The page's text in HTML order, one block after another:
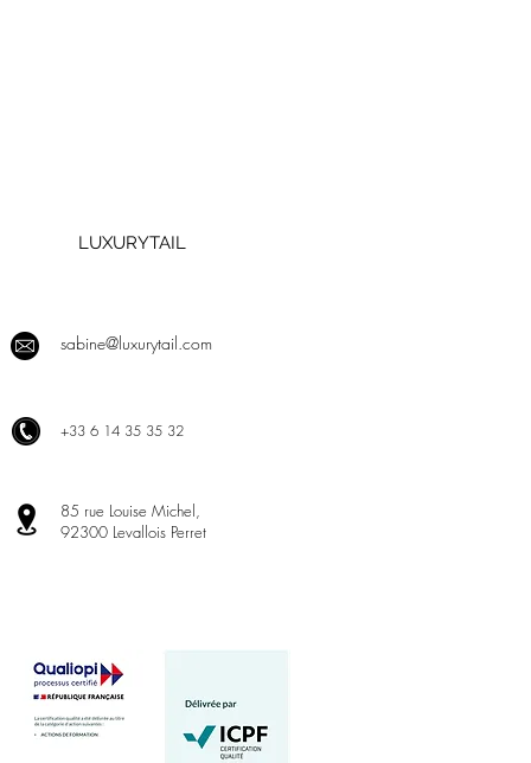
LUXURYTAIL
sabine@luxurytail.com
+33 6 14 35 35 32
85 rue Louise Michel,
92300 Levallois Perret